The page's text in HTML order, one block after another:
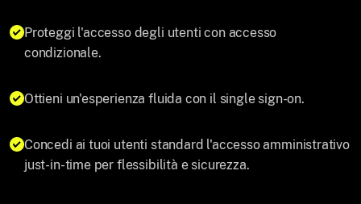
Proteggi l'accesso degli utenti con accesso
condizionale.
Ottieni un'esperienza fluida con il single sign-on.
Concedi ai tuoi utenti standard l'accesso amministrativo
just-in-time per flessibilità e sicurezza.